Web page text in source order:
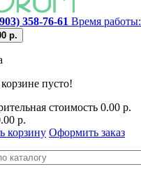
358-76-61 Время работы:
р.
пусто!
стоимость 0.00 р.
р.
корзину Оформить заказ